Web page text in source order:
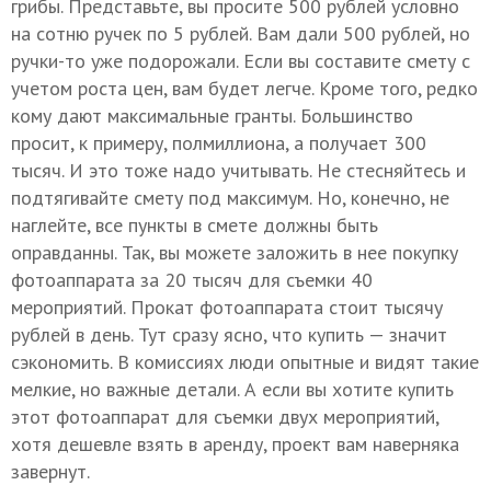
грибы. Представьте, вы просите 500 рублей условно
на сотню ручек по 5 рублей. Вам дали 500 рублей, но
ручки-то уже подорожали. Если вы составите смету с
учетом роста цен, вам будет легче. Кроме того, редко
кому дают максимальные гранты. Большинство
просит, к примеру, полмиллиона, а получает 300
тысяч. И это тоже надо учитывать. Не стесняйтесь и
подтягивайте смету под максимум. Но, конечно, не
наглейте, все пункты в смете должны быть
оправданны. Так, вы можете заложить в нее покупку
фотоаппарата за 20 тысяч для съемки 40
мероприятий. Прокат фотоаппарата стоит тысячу
рублей в день. Тут сразу ясно, что купить — значит
сэкономить. В комиссиях люди опытные и видят такие
мелкие, но важные детали. А если вы хотите купить
этот фотоаппарат для съемки двух мероприятий,
хотя дешевле взять в аренду, проект вам наверняка
завернут.